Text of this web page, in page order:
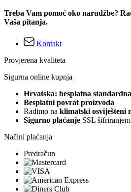
Treba Vam pomoć oko narudžbe?
Vaša pitanja.
Kontakt
Provjerena kvaliteta
Sigurna online kupnja
Hrvatska: besplatna
Besplatni povrat proizvoda
Radimo na klimatski osviješteni
Sigurno plaćanje SSL šifriranjem
Načini plaćanja
Predračun